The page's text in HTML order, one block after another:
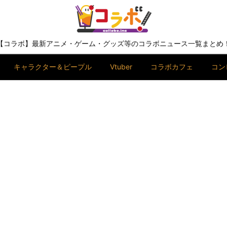
【コラボ】最新アニメ・ゲーム・グッズ等のコラボニュース一覧まとめ！
キャラクター＆ピープル Vtuber コラボカフェ コ